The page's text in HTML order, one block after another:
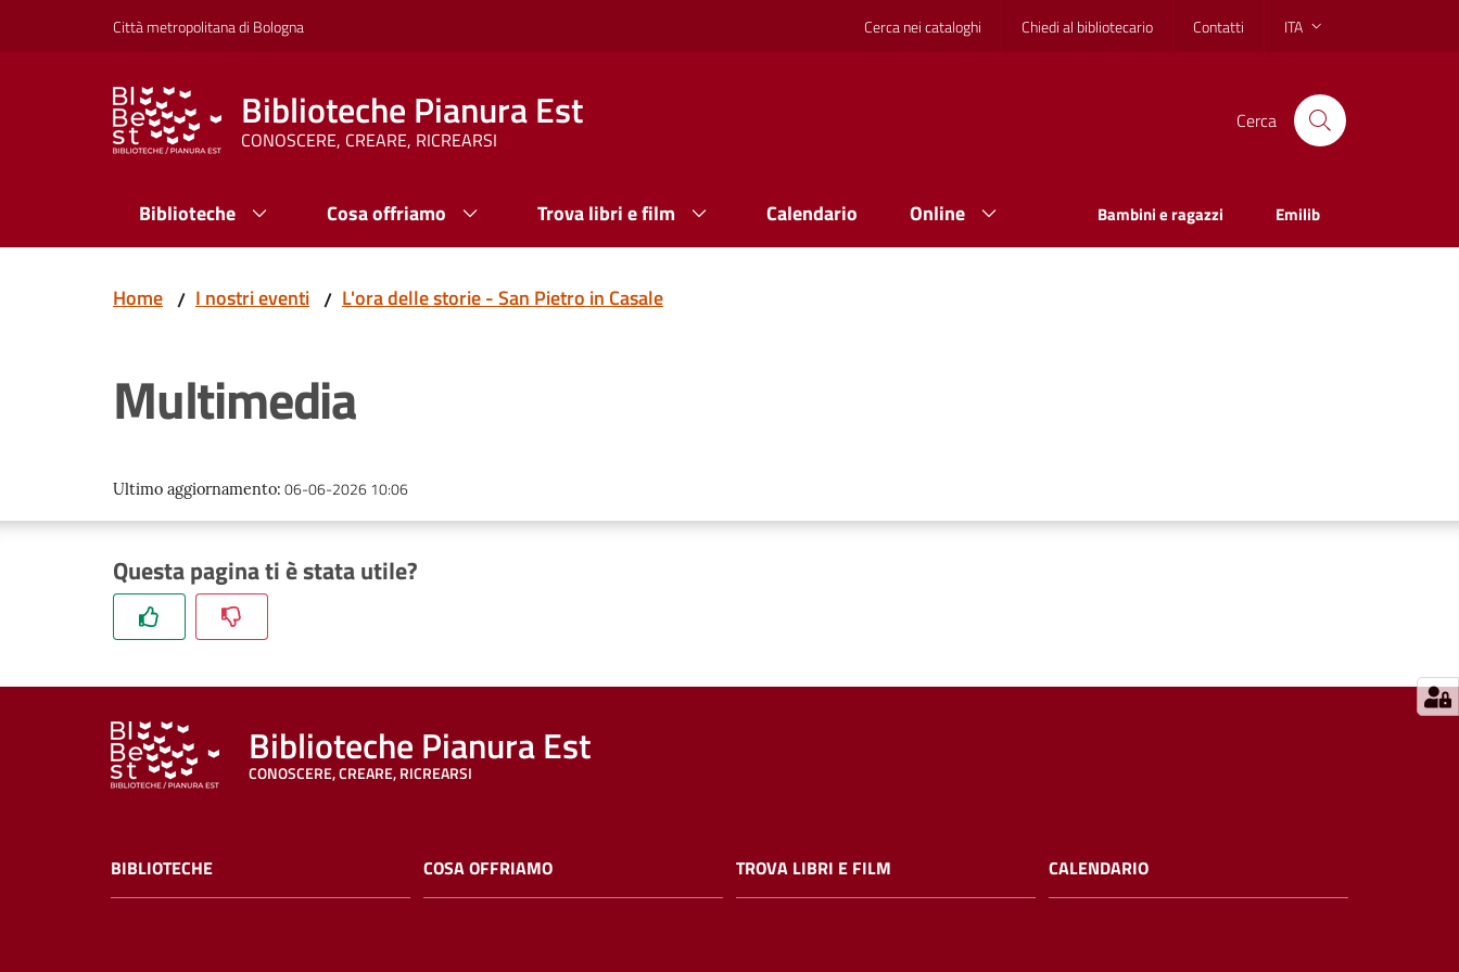
Vai al contenuto
Vai alla navigazioneCittà metropolitana di Bologna Cerca nei cataloghi Chiedi al bibliotecario Contatti ITA
Biblioteche Pianura Est
CONOSCERE, CREARE, RICREARSI
Cerca
Biblioteche Cosa offriamo Trova libri e film Calendario Online Bambini e ragazzi Emilib
Home / I nostri eventi / L'ora delle storie - San Pietro in Casale
Multimedia
Ultimo aggiornamento: 06-06-2026 10:06
Questa pagina ti è stata utile?
Biblioteche Pianura Est
CONOSCERE, CREARE, RICREARSI
BIBLIOTECHE COSA OFFRIAMO TROVA LIBRI E FILM CALENDARIO